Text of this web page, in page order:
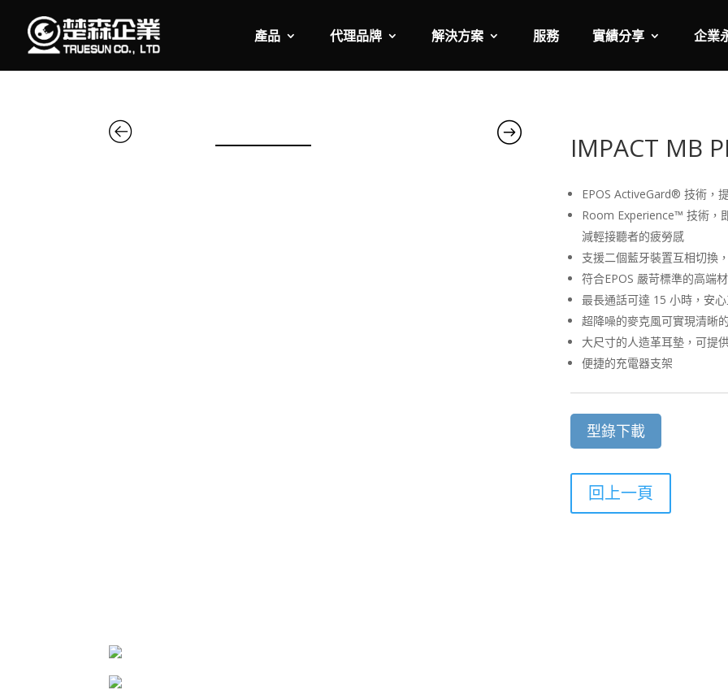
產品 代理品牌 解決方案 服務 實績分享 企業
IMPACT MB
EPOS ActiveGard® 技術，
Room Experience™ 技術，
減輕接聽者的疲勞感
支援二個藍牙裝置互相切換
符合EPOS 嚴苛標準的高端
最長通話可達 15 小時，安
超降噪的麥克風可實現清晰
大尺寸的人造革耳墊，可提
便捷的充電器支架
型錄下載
回上一頁